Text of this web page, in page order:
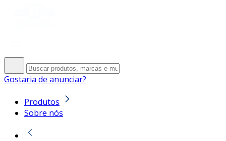
Gostaria de anunciar?
Produtos
Sobre nós